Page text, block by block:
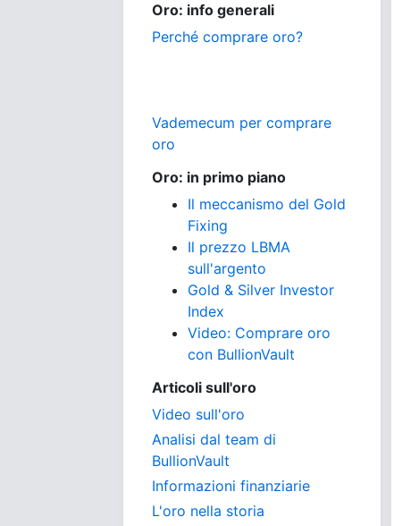
Oro: info generali
Perché comprare oro?
Vademecum per comprare
oro
Oro: in primo piano
Il meccanismo del Gold
Fixing
Il prezzo LBMA
sull'argento
Gold & Silver Investor
Index
Video: Comprare oro
con BullionVault
Articoli sull'oro
Video sull'oro
Analisi dal team di
BullionVault
Informazioni finanziarie
L'oro nella storia